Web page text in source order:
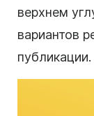
верхнем
вариантов
публикации.